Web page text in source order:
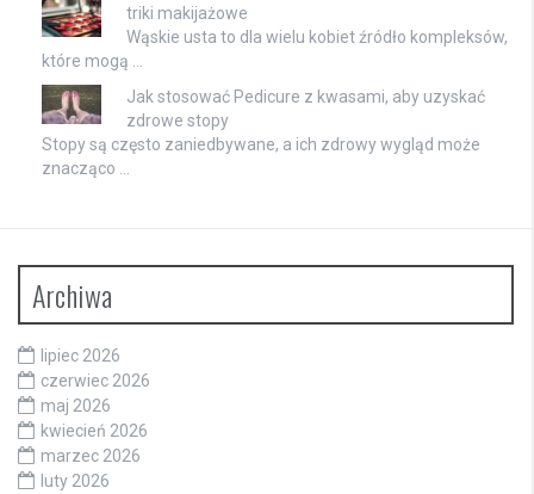
triki makijażowe
Wąskie usta to dla wielu kobiet źródło kompleksów,
które mogą …
Jak stosować Pedicure z kwasami, aby uzyskać
zdrowe stopy
Stopy są często zaniedbywane, a ich zdrowy wygląd może
znacząco …
Archiwa
lipiec 2026
czerwiec 2026
maj 2026
kwiecień 2026
marzec 2026
luty 2026